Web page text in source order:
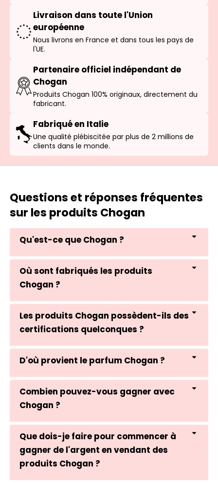
Livraison dans toute l'Union
européenne
Nous livrons en France et dans tous les pays de
l'UE.
Partenaire officiel indépendant de
Chogan
Produits Chogan 100% originaux, directement du
fabricant.
Fabriqué en Italie
Une qualité plébiscitée par plus de 2 millions de
clients dans le monde.
Questions et réponses fréquentes
sur les produits Chogan
Qu'est-ce que Chogan ?
Où sont fabriqués les produits
Chogan ?
Les produits Chogan possèdent-ils des
certifications quelconques ?
D'où provient le parfum Chogan ?
Combien pouvez-vous gagner avec
Chogan ?
Que dois-je faire pour commencer à
gagner de l'argent en vendant des
produits Chogan ?